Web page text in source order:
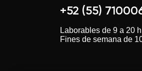
+52 (55)
Laborables de 9 a 20 h
Fines de semana de